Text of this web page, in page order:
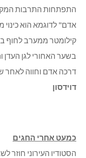
התפתחות התרבות
אדם" לדוגמא הוא כינוי
קילומטר ממערב לחוף
בשער האחורי לגן העדן
דרכה אדם וחווה לאחר
דוידסון
כמעט אחרי החגים
הסטודיו העירוני